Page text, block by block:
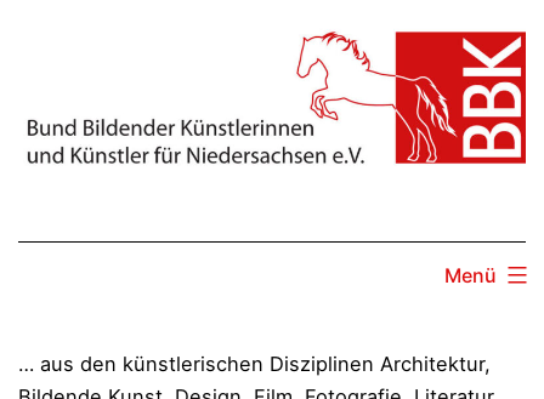
Menü
… aus den künstlerischen Disziplinen Architektur,